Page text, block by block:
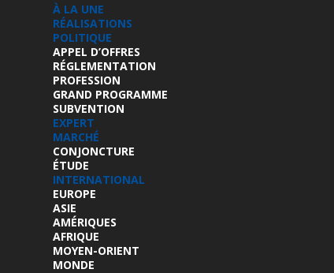
À LA UNE
RÉALISATIONS
POLITIQUE
APPEL D’OFFRES
RÉGLEMENTATION
PROFESSION
GRAND PROGRAMME
SUBVENTION
EXPERT
MARCHÉ
CONJONCTURE
ÉTUDE
INTERNATIONAL
EUROPE
ASIE
AMÉRIQUES
AFRIQUE
MOYEN-ORIENT
MONDE